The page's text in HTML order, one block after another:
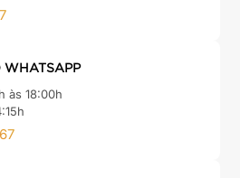
WHATSAPP
às 18:00h